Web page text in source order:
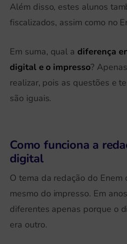
Além disso, estes alunos
fiscalizados, assim como no
Em suma, qual a diferença
digital e o impresso?
realizar, pois as questões e
são iguais.
Como funciona a
digital
O tema da redação do
mesmo do impresso. Em
diferentes apenas porque o
era outro.